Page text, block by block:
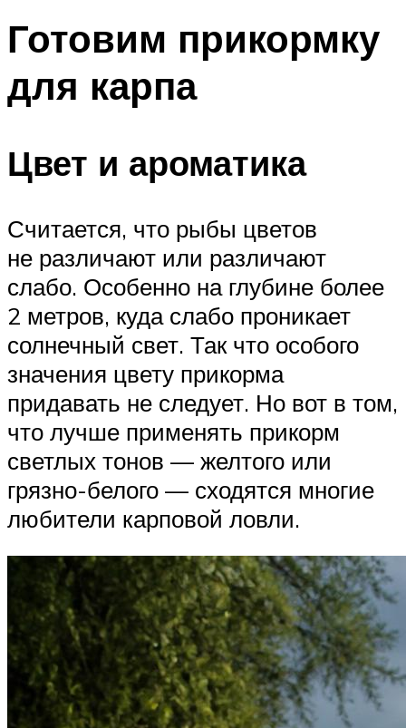
Готовим прикормку
для карпа
Цвет и ароматика
Считается, что рыбы цветов
не различают или различают
слабо. Особенно на глубине более
2 метров, куда слабо проникает
солнечный свет. Так что особого
значения цвету прикорма
придавать не следует. Но вот в том,
что лучше применять прикорм
светлых тонов — желтого или
грязно-белого — сходятся многие
любители карповой ловли.